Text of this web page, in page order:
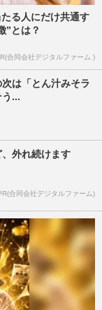
る人にだけ共通す
”とは？
合同会社デジタルファーム )
は「とん汁みそラ
...
外れ続けます
合同会社デジタルファーム)